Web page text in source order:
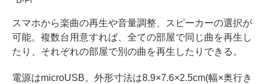
スマホから楽曲の再生や音量調整、スピーカーの選択が
可能。複数台用意すれば、全ての部屋で同じ曲を再生し
たり、それぞれの部屋で別の曲を再生したりできる。
電源はmicroUSB。外形寸法は8.9×7.6×2.5cm(幅×奥行き